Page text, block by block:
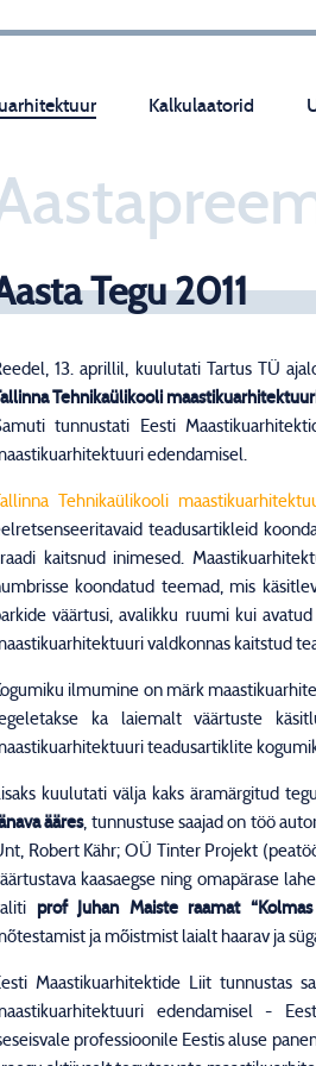
Kalkulaatorid
Tegu 2011
13. aprillil, kuulutati Tartus TÜ
Tehnikaülikooli
tunnustati Eesti
edendamisel.
Tallinna Tehnikaülikooli
teadusartikleid
kaitsnud inimesed.
koondatud teemad, mis
väärtusi, avalikku ruumi kui
valdkonnas kaitstud
ilmumine on märk
ka laiemalt väärtuste
teadusartiklite
kuulutati välja kaks äramärgitud
ääres, tunnustuse saajad on töö
Robert Kähr; OÜ Tinter Projekt
kaasaegse ning omapärase
prof Juhan Maiste raamat
ja mõistmist laialt haarav ja
Maastikuarhitektide Liit tunnustas
edendamisel -
professioonile Eestis aluse